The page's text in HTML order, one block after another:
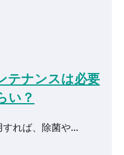
テナンスは必要
い？
すれば、除菌や…